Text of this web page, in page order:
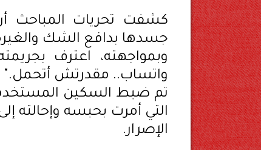
كشفت تحريات المباحث أن
جسدها بدافع الشك
وبمواجهته، اعترف
واتساب.. مقدرتش أتحمل."
تم ضبط السكين المستخدم
التي أمرت بحبسه وإحالته
الإصرار.